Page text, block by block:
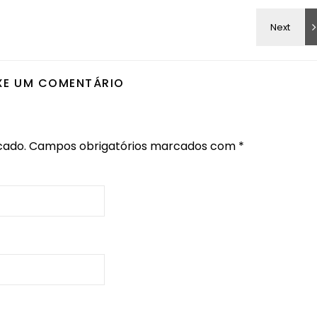
UM COMENTÁRIO
Campos obrigatórios marcados com *